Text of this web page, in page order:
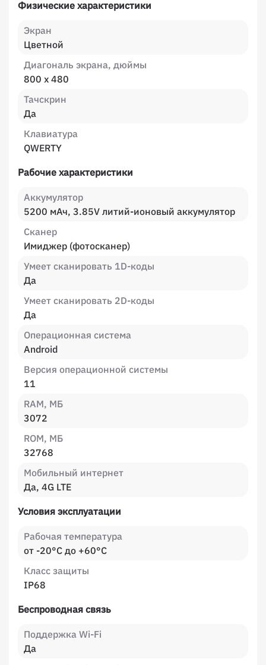
Физические характеристики
Экран
Цветной
Диагональ экрана, дюймы
800 x 480
Тачскрин
Да
Клавиатура
QWERTY
Рабочие характеристики
Аккумулятор
5200 мАч, 3.85V литий-ионовый аккумулятор
Сканер
Имиджер (фотосканер)
Умеет сканировать 1D-коды
Да
Умеет сканировать 2D-коды
Да
Операционная система
Android
Версия операционной системы
11
RAM, МБ
3072
ROM, МБ
32768
Мобильный интернет
Да, 4G LTE
Условия эксплуатации
Рабочая температура
от -20°C до +60°C
Класс защиты
IP68
Беспроводная связь
Поддержка Wi-Fi
Да